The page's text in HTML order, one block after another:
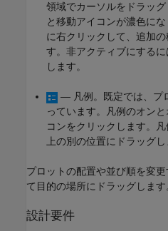
領域でカーソルをドラッ
と移動アイコンが濃色に
に右クリックして、追加
す。非アクティブにする
します。
— 凡例。既定では、プ
っています。凡例のオン
コンをクリックします。
上の別の位置にドラッグし
プロットの配置や並び順を変
て目的の場所にドラッグします
設計要件